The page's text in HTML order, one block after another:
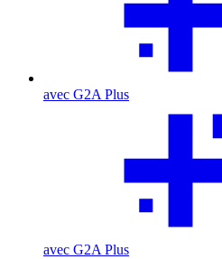
avec G2A Plus
avec G2A Plus